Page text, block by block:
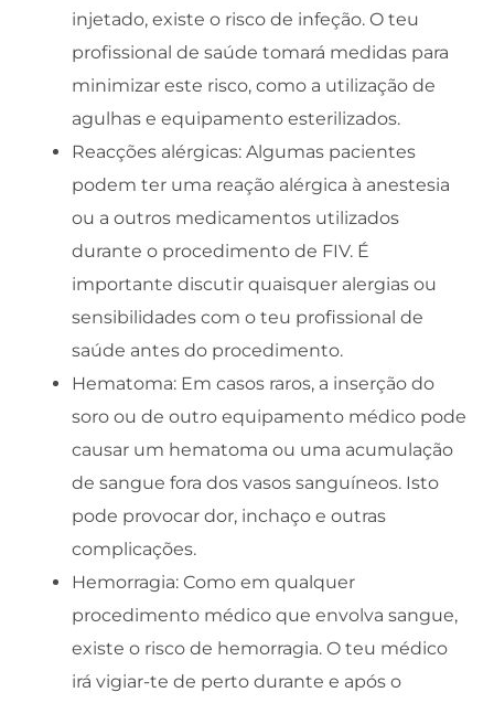
injetado, existe o risco de infeção. O teu
profissional de saúde tomará medidas para
minimizar este risco, como a utilização de
agulhas e equipamento esterilizados.
Reacções alérgicas: Algumas pacientes
podem ter uma reação alérgica à anestesia
ou a outros medicamentos utilizados
durante o procedimento de FIV. É
importante discutir quaisquer alergias ou
sensibilidades com o teu profissional de
saúde antes do procedimento.
Hematoma: Em casos raros, a inserção do
soro ou de outro equipamento médico pode
causar um hematoma ou uma acumulação
de sangue fora dos vasos sanguíneos. Isto
pode provocar dor, inchaço e outras
complicações.
Hemorragia: Como em qualquer
procedimento médico que envolva sangue,
existe o risco de hemorragia. O teu médico
irá vigiar-te de perto durante e após o